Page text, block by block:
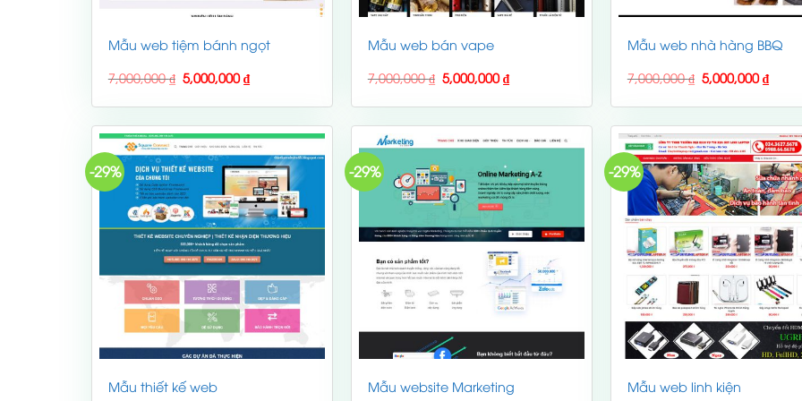
Mẫu web tiệm bánh ngọt
7,000,000₫ Original
price
5,000,000₫Current
price
Mẫu web bán vape
7,000,000₫ Original
price
5,000,000₫Current
price
Mẫu web nhà hàng BBQ
7,000,000₫ Original
price
5,000,000₫
price
-29%
Mẫu thiết kế web
-29%
Mẫu website Marketing
-29%
Mẫu web linh kiện